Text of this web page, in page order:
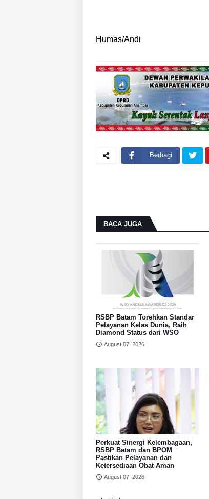
Humas/Andi
Berbagi
BACA JUGA
RSBP Batam Torehkan Standar
Pelayanan Kelas Dunia, Raih
Diamond Status dari WSO
August 07, 2026
Perkuat Sinergi Kelembagaan,
RSBP Batam dan BPOM
Pastikan Pelayanan dan
Ketersediaan Obat Aman
August 07, 2026